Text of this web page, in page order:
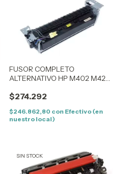
FUSOR COMPLETO
ALTERNATIVO HP M402 M426
$274.292
$246.862,80 con Efectivo (en
nuestro local)
SIN STOCK